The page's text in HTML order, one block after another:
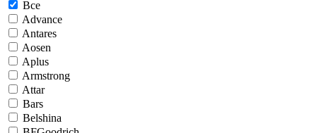
Все
Advance
Antares
Aosen
Aplus
Armstrong
Attar
Bars
Belshina